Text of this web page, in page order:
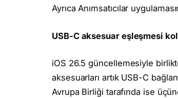
Ayrıca Anımsatıcılar
USB-C aksesuar eşleşmesi
iOS 26.5 güncellemesiyle
aksesuarları artık USB-C
Avrupa Birliği tarafında ise